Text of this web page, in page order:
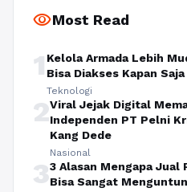
visibilityMost Read
1 Kelola Armada Lebih
Bisa Diakses Kapan Saja
Teknologi
2Viral Jejak Digital
Independen PT Pelni
Kang Dede
Nasional
33 Alasan Mengapa
Bisa Sangat